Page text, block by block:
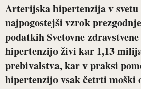
Arterijska hipertenzija v svetu
najpogostejši vzrok
podatkih Svetovne
hipertenzijo živi kar 1,13
prebivalstva, kar v praksi
hipertenzijo vsak četrti moški